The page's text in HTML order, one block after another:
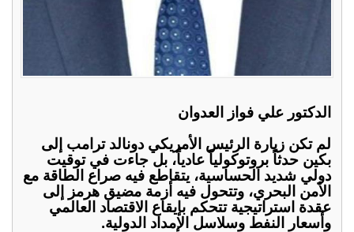
الدكتور علي فواز العدوان
لم تكن زيارة الرئيس الأمريكي دونالد ترامب إلى
بكين حدثاً بروتوكولياً عادياً، بل جاءت في توقيت
دولي شديد الحساسية، يتقاطع فيه صراع الطاقة مع
الأمن البحري، وتتحول فيه أزمة مضيق هرمز إلى
عقدة استراتيجية تتحكم بإيقاع الاقتصاد العالمي
وأسعار النفط وسلاسل الإمداد الدولية.